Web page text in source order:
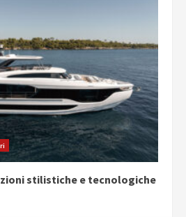
stilistiche e tecnologiche